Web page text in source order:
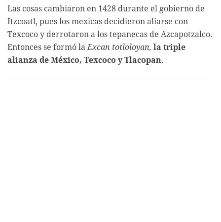
Las cosas cambiaron en 1428 durante el gobierno de
Itzcoatl, pues los mexicas decidieron aliarse con
Texcoco y derrotaron a los tepanecas de Azcapotzalco.
Entonces se formó la Excan totloloyan, la triple
alianza de México, Texcoco y Tlacopan.